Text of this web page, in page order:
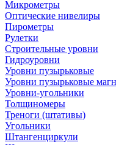
Микрометры
Оптические нивелиры
Пирометры
Рулетки
Строительные уровни
Гидроуровни
Уровни пузырьковые
Уровни пузырьковые
Уровни-угольники
Толщиномеры
Треноги (штативы)
Угольники
Штангенциркули